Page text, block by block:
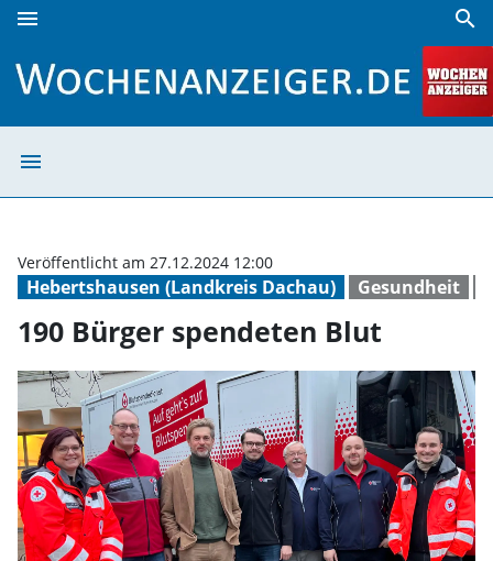
menu search
menu
Hebertshausen (Landkreis Dachau) Gesundheit
Veröffentlicht am 27.12.2024 12:00
190 Bürger spendeten Blut